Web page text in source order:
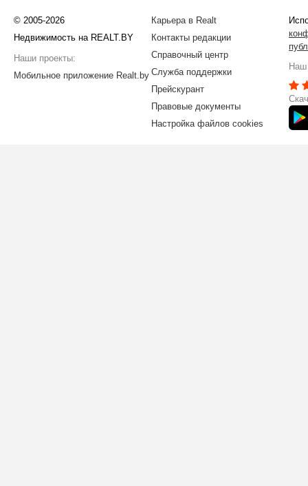
© 2005-2026
Недвижимость на REALT.BY
Наши проекты:
Мобильное приложение Realt.by
Карьера в Realt
Контакты редакции
Справочный центр
Служба поддержки
Прейскурант
Правовые документы
Настройка файлов cookies
Наш